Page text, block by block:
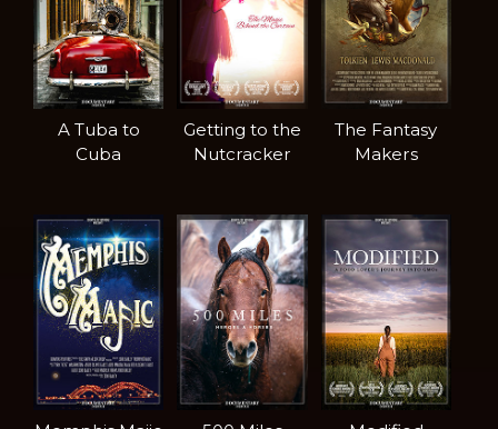
A Tuba to
Cuba
Getting to the
Nutcracker
The Fantasy
Makers